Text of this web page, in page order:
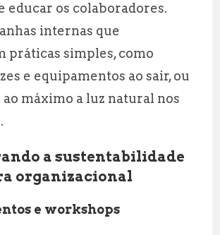
educar os colaboradores.
internas que
práticas simples, como
e equipamentos ao sair, ou
máximo a luz natural nos
a sustentabilidade
organizacional
e workshops